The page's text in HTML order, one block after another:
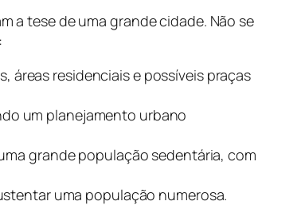
a tese de uma grande cidade. Não se
áreas residenciais e possíveis praças
um planejamento urbano
grande população sedentária, com
uma população numerosa.